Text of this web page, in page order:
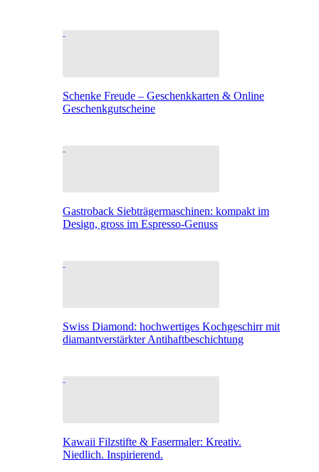
Schenke Freude – Geschenkkarten & Online
Geschenkgutscheine
Gastroback Siebträgermaschinen: kompakt im
Design, gross im Espresso-Genuss
Swiss Diamond: hochwertiges Kochgeschirr mit
diamantverstärkter Antihaftbeschichtung
Kawaii Filzstifte & Fasermaler: Kreativ.
Niedlich. Inspirierend.